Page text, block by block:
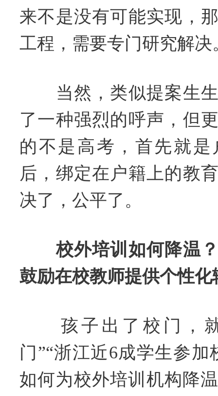
来不是没有可能实现，
工程，需要专门研究解决
当然，类似提案生生
了一种强烈的呼声，但
的不是高考，首先就
后，绑定在户籍上的教
决了，公平了。
校外培训如何降温
鼓励在校教师提供个性化
孩子出了校门，就
门”“浙江近6成学生参加
如何为校外培训机构降